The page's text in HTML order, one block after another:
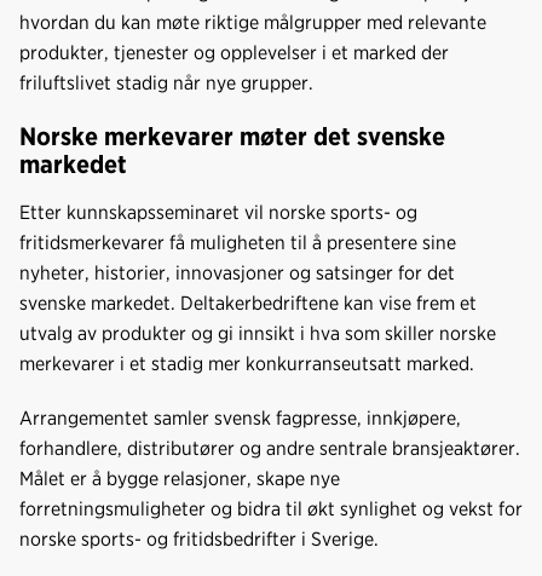
hvordan du kan møte riktige målgrupper med relevante
produkter, tjenester og opplevelser i et marked der
friluftslivet stadig når nye grupper.
Norske merkevarer møter det svenske
markedet
Etter kunnskapsseminaret vil norske sports- og
fritidsmerkevarer få muligheten til å presentere sine
nyheter, historier, innovasjoner og satsinger for det
svenske markedet. Deltakerbedriftene kan vise frem et
utvalg av produkter og gi innsikt i hva som skiller norske
merkevarer i et stadig mer konkurranseutsatt marked.
Arrangementet samler svensk fagpresse, innkjøpere,
forhandlere, distributører og andre sentrale bransjeaktører.
Målet er å bygge relasjoner, skape nye
forretningsmuligheter og bidra til økt synlighet og vekst for
norske sports- og fritidsbedrifter i Sverige.